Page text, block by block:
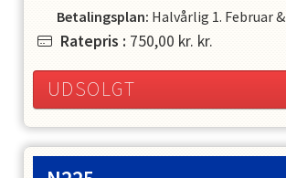
Betalingsplan: Halvårlig 1. Februar&
Ratepris : 750,00 kr. kr.
UDSOLGT